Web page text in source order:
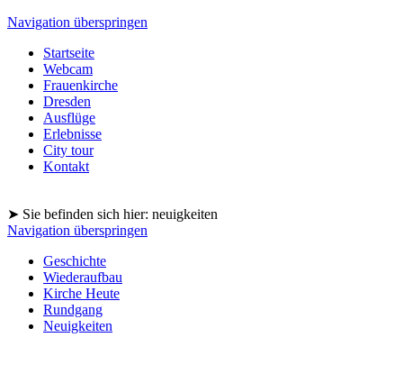
Navigation überspringen
Startseite
Webcam
Frauenkirche
Dresden
Ausflüge
Erlebnisse
City tour
Kontakt
➤ Sie befinden sich hier: neuigkeiten
Navigation überspringen
Geschichte
Wiederaufbau
Kirche Heute
Rundgang
Neuigkeiten